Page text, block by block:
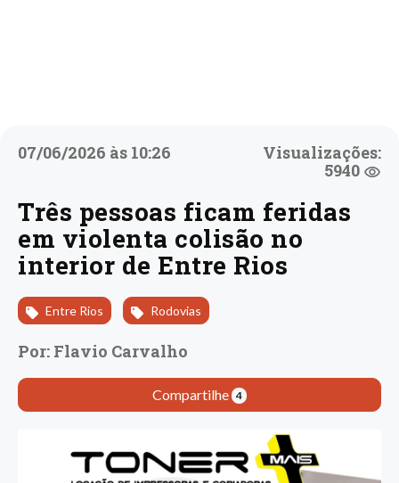
07/06/2026 às 10:26
Visualizações:
5940
Três pessoas ficam feridas
em violenta colisão no
interior de Entre Rios
Entre Rios Rodovias
Por: Flavio Carvalho
Compartilhe 4